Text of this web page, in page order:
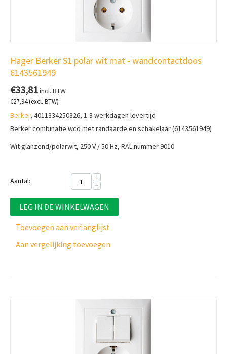
Hager Berker S1 polar wit mat - wandcontactdoos
6143561949
€33,81incl. BTW
€27,94(excl. BTW)
Berker, 4011334250326, 1-3 werkdagen levertijd
Berker combinatie wcd met randaarde en schakelaar (6143561949)
Wit glanzend/polarwit, 250 V / 50 Hz, RAL-nummer 9010
Aantal:
+
−
LEG IN DE WINKELWAGEN
Toevoegen aan verlanglijst
Aan vergelijking toevoegen